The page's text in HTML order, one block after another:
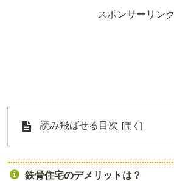
スポンサーリンク
読み飛ばせる目次
鉄骨住宅のデメリットは？